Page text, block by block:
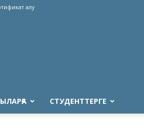
алу
СТУДЕНТТЕРГЕ